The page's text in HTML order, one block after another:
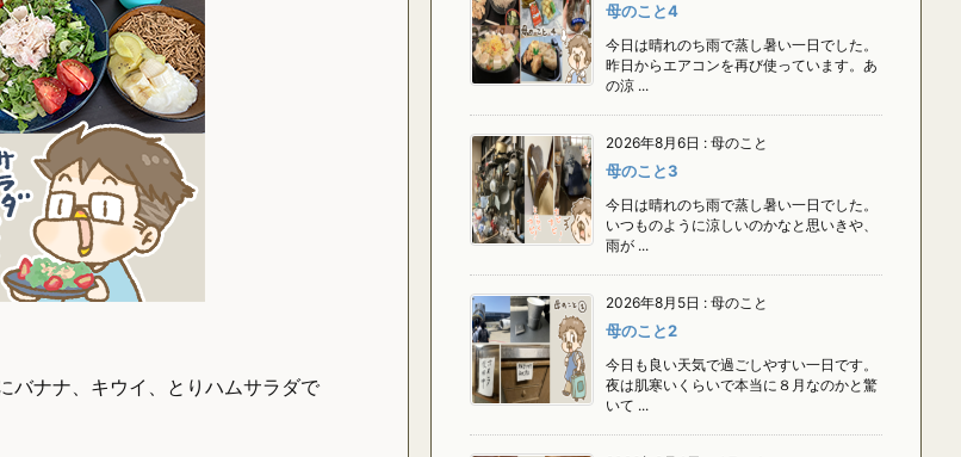
バナナ、キウイ、とりハムサラダで
母のこと4
今日は晴れのち雨で蒸し暑い一日でした。
昨日からエアコンを再び使っています。あ
の涼 ...
2026年8月6日 : 母のこと
母のこと3
今日は晴れのち雨で蒸し暑い一日でした。
いつものように涼しいのかなと思いきや、
雨が ...
2026年8月5日 : 母のこと
母のこと2
今日も良い天気で過ごしやすい一日です。
夜は肌寒いくらいで本当に８月なのかと驚
いて ...